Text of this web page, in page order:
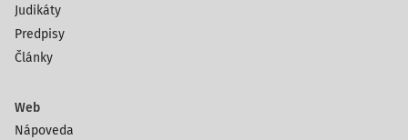
Judikáty
Predpisy
Články
Web
Nápoveda